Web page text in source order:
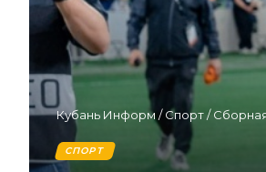
Кубань Информ/Спорт/
СПОРТ